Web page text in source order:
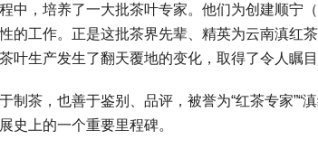
中，培养了一大批茶叶专家。他们为创建顺宁
的工作。正是这批茶界先辈、精英为云南滇红
叶生产发生了翻天覆地的变化，取得了令人瞩目
制茶，也善于鉴别、品评，被誉为“红茶专家”“
史上的一个重要里程碑。